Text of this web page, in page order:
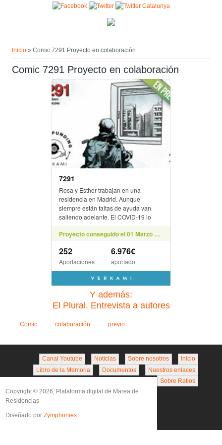
Pasar al contenido principal
Inicio » Comic 7291 Proyecto en colaboración
Comic 7291 Proyecto en colaboración
Y además:
El Plural. Entrevista a autores
Comic colaboración previo
Inicio
Sobre nosotros
Noticias
Canal Youtube
Nuestros enlaces
Documentos
Libro de la Memoria
Sobre Ratios
Copyright © 2026, Plataforma digital de Marea de
Residencias
Diseñado porZymphonies